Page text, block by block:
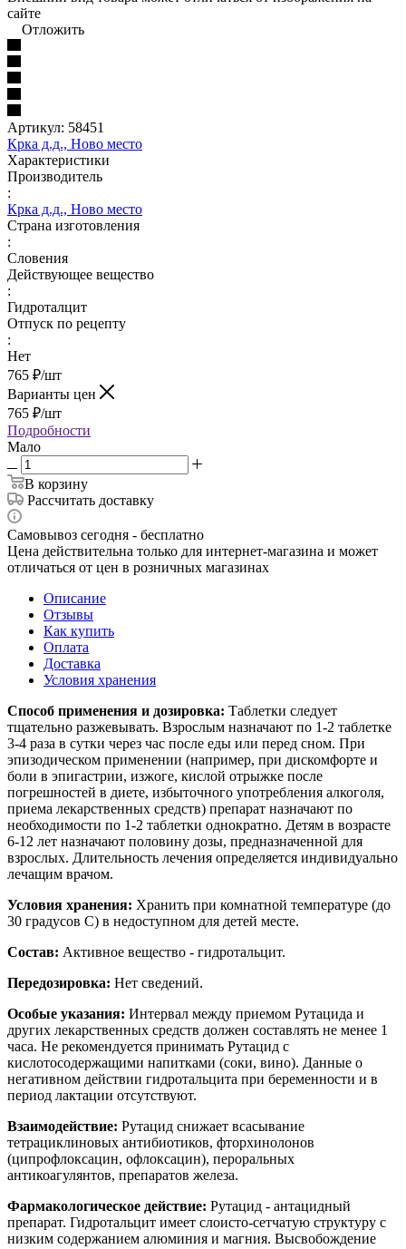
сайте
Отложить
Артикул: 58451
Крка д.д., Ново место
Характеристики
Производитель
:
Крка д.д., Ново место
Страна изготовления
:
Словения
Действующее вещество
:
Гидроталцит
Отпуск по рецепту
:
Нет
765 ₽/шт
Варианты цен
765 ₽/шт
Подробности
Мало
В корзину
Рассчитать доставку
Самовывоз сегодня - бесплатно
Цена действительна только для интернет-магазина и может
отличаться от цен в розничных магазинах
Описание
Отзывы
Как купить
Оплата
Доставка
Условия хранения
Способ применения и дозировка: Таблетки следует
тщательно разжевывать. Взрослым назначают по 1-2 таблетке
3-4 раза в сутки через час после еды или перед сном. При
эпизодическом применении (например, при дискомфорте и
боли в эпигастрии, изжоге, кислой отрыжке после
погрешностей в диете, избыточного употребления алкоголя,
приема лекарственных средств) препарат назначают по
необходимости по 1-2 таблетки однократно. Детям в возрасте
6-12 лет назначают половину дозы, предназначенной для
взрослых. Длительность лечения определяется индивидуально
лечащим врачом.
Условия хранения: Хранить при комнатной температуре (до
30 градусов С) в недоступном для детей месте.
Состав: Активное вещество - гидротальцит.
Передозировка: Нет сведений.
Особые указания: Интервал между приемом Рутацида и
других лекарственных средств должен составлять не менее 1
часа. Не рекомендуется принимать Рутацид с
кислотосодержащими напитками (соки, вино). Данные о
негативном действии гидротальцита при беременности и в
период лактации отсутствуют.
Взаимодействие: Рутацид снижает всасывание
тетрациклиновых антибиотиков, фторхинолонов
(ципрофлоксацин, офлоксацин), пероральных
антикоагулянтов, препаратов железа.
Фармакологическое действие: Рутацид - антацидный
препарат. Гидротальцит имеет слоисто-сетчатую структуру с
низким содержанием алюминия и магния. Высвобождение